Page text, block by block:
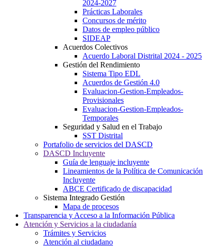
2024-2027
Prácticas Laborales
Concursos de mérito
Datos de empleo público
SIDEAP
Acuerdos Colectivos
Acuerdo Laboral Distrital 2024 - 2025
Gestión del Rendimiento
Sistema Tipo EDL
Acuerdos de Gestión 4.0
Evaluacion-Gestion-Empleados-
Provisionales
Evaluacion-Gestion-Empleados-
Temporales
Seguridad y Salud en el Trabajo
SST Distrital
Portafolio de servicios del DASCD
DASCD Incluyente
Guía de lenguaje incluyente
Lineamientos de la Política de Comunicación
Incluyente
ABCE Certificado de discapacidad
Sistema Integrado Gestión
Mapa de procesos
Transparencia y Acceso a la Información Pública
Atención y Servicios a la ciudadanía
Trámites y Servicios
Atención al ciudadano